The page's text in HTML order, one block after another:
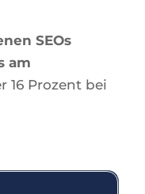
SEOs
am
16 Prozent bei